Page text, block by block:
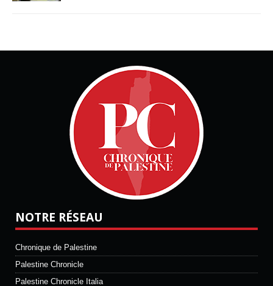
NOTRE RÉSEAU
Chronique de Palestine
Palestine Chronicle
Palestine Chronicle Italia